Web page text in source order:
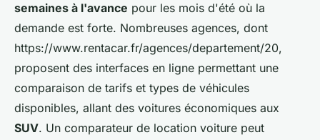
semaines à l'avance pour les mois d'été où la
demande est forte. Nombreuses agences, dont
https://www.rentacar.fr/agences/departement/20,
proposent des interfaces en ligne permettant une
comparaison de tarifs et types de véhicules
disponibles, allant des voitures économiques aux
SUV. Un comparateur de location voiture peut